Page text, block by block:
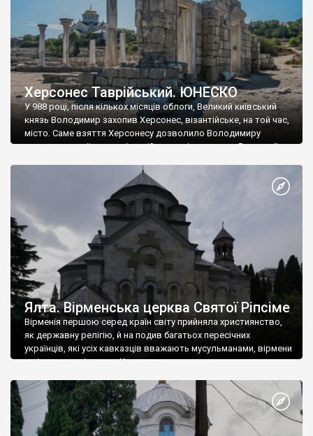
Херсонес Таврійський. ЮНЕСКО
У 988 році, після кількох місяців облоги, Великий київський
князь Володимир захопив Херсонес, візантійське, на той час,
місто. Саме взяття Херсонесу дозволило Володимиру
диктувати свої умови візантійському імператору Василю ІІ, та
Херсонесі Володимир-язичник, став Василем-християнином.
А потім було Хрещення Русі. На честь Херсонесу Таврійського
Ялта. Вірменська церква Святої Ріпсіме
Вірменія першою серед країн світу прийняла християнство,
як державну релігію, й на подив багатьох пересічних
українців, які усіх кавказців вважають мусульманами, вірмени
є відданими вірянами Христа